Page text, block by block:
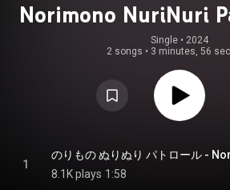
Norimono NuriNuri
Mion De Go-
Single • 2024
2 songs • 3 minutes, 56
1
8.1K plays 1:58